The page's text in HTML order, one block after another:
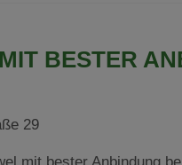
BESTER
29